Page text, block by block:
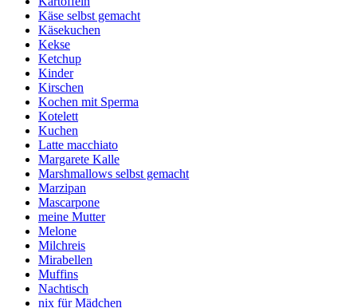
Käse selbst gemacht
Käsekuchen
Kekse
Ketchup
Kinder
Kirschen
Kochen mit Sperma
Kotelett
Kuchen
Latte macchiato
Margarete Kalle
Marshmallows selbst gemacht
Marzipan
Mascarpone
meine Mutter
Melone
Milchreis
Mirabellen
Muffins
Nachtisch
nix für Mädchen